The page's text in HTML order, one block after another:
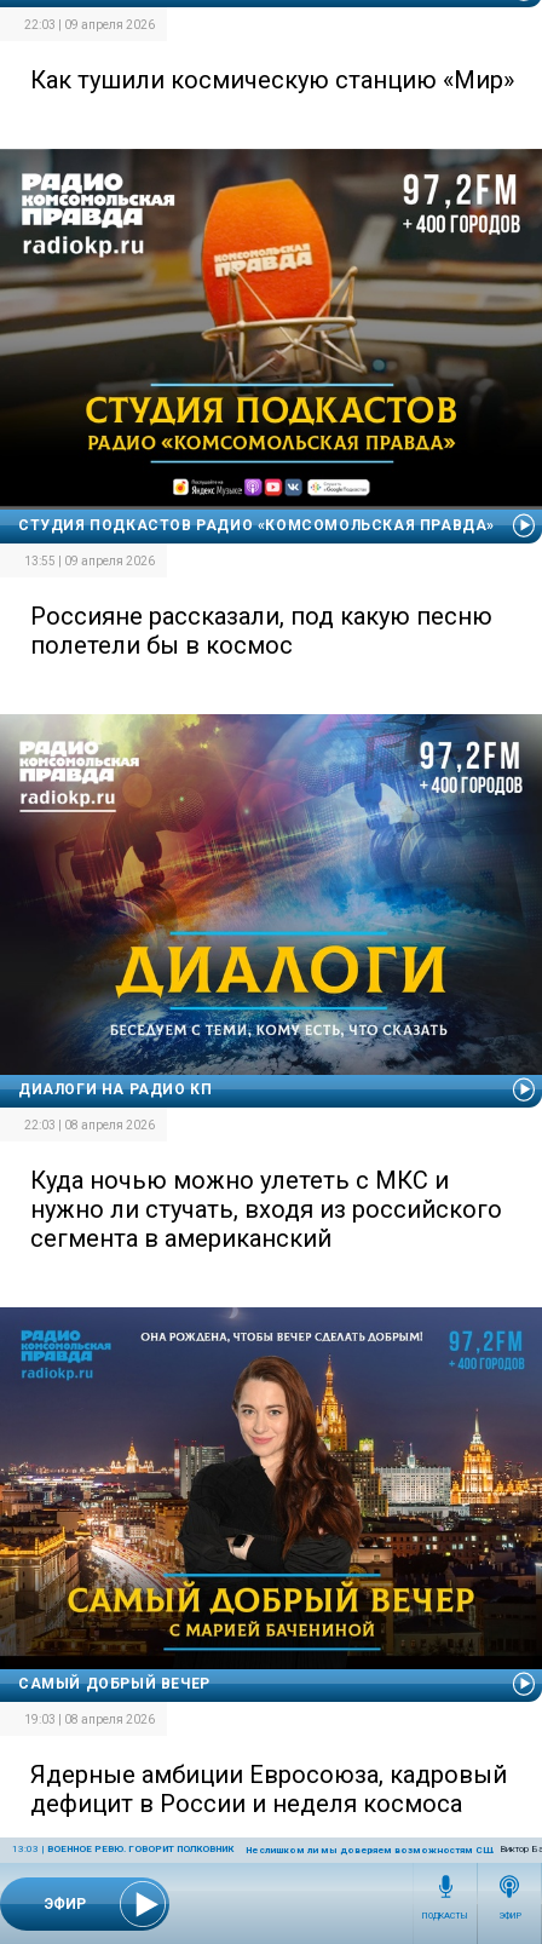
ЭФИР
13:03 | ВОЕННОЕ РЕВЮ. ГОВОРИТ ПОЛКОВНИК Не слишком ли мы доверяем возможностям США в Виктор
ПОДКАСТЫ ЭФИР
22:03 | 09 апреля 2026
Как тушили космическую станцию «Мир»
СТУДИЯ ПОДКАСТОВ РАДИО «КОМСОМОЛЬСКАЯ ПРАВДА»
13:55 | 09 апреля 2026
Россияне рассказали, под какую песню
полетели бы в космос
ДИАЛОГИ НА РАДИО КП
22:03 | 08 апреля 2026
Куда ночью можно улететь с МКС и
нужно ли стучать, входя из российского
сегмента в американский
САМЫЙ ДОБРЫЙ ВЕЧЕР
19:03 | 08 апреля 2026
Ядерные амбиции Евросоюза, кадровый
дефицит в России и неделя космоса